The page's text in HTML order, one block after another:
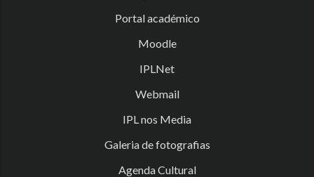
Portal académico
Moodle
IPLNet
Webmail
IPL nos Media
Galeria de fotografias
Agenda Cultural